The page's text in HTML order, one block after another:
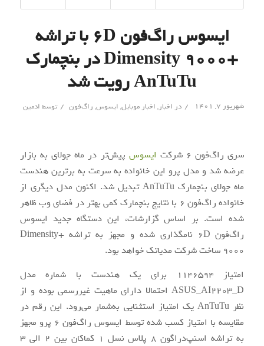
ایسوس راگ‌فون ۶D با تراشه
+Dimensity 9000 در بنچمارک
AnTuTu رویت شد
شهریور ۷, ۱۴۰۱ / در اخبار, اخبار موبایل, ایسوس, راگ‌فون / توسط ادمین
سری راگ‌فون 6 شرکت ایسوس پیش‌تر در ماه جولای به بازار
عرضه شد و مدل پرو این خانواده به سرعت به برترین هندست
ماه جولای بنچمارک AnTuTu تبدیل شد. اکنون مدل دیگری از
خانواده راگ‌فون 6 با نتایج بنچمارک کمی بهتر در فضای وب ظاهر
شده است. بر اساس گزارشات، این دستگاه جدید ایسوس
راگ‌فون 6D نامگذاری شده و مجهز به تراشه +Dimensity
9000 ساخت شرکت مدیاتک خواهد بود.
امتیاز 1146594 برای یک هندست با شماره مدل
ASUS_AI2203_D احتمالا دارای ماهیت غیررسمی بوده و از
نظر AnTuTu یک امتیاز استثنایی به‌شمار می‌رود. این رقم در
مقایسه با امتیاز کسب شده توسط ایسوس راگ‌فون 6 پرو مجهز
به تراشه اسنپ‌دراگون 8 پلاس نسل 1 کماکان بین 2 الی 3